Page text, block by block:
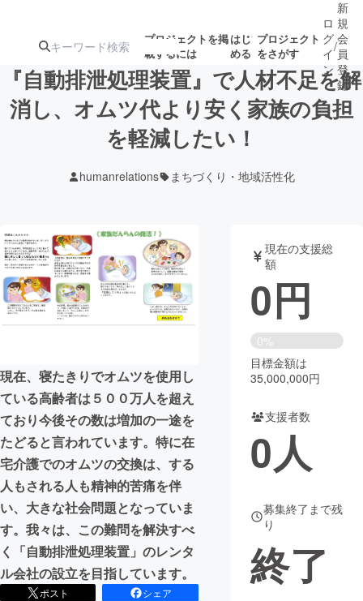
プロジェクトを掲
載するには
はじ
める
プロジェクト
をさがす
注目のリ 注目の新着プロ
ジェクト
募集終了が近いプ
テクノロジー・ガジェット
映像・映画 書籍・雑誌
チャレンジ
まちづくり・地域活性化
CAMPFIRE for Social Good
CAMPFIRE Creation
CAMPFIREふるさと納税machi-ya コミュニティ
ロ
グ
イ
ン
/
新
規
会
員
登
録
『自動排泄処理装置』で人材不足を解
消し、オムツ代より安く家族の負担
を軽減したい！
humanrelations まちづくり・地域活性化
現在、寝たきりでオムツを使用し
ている高齢者は５００万人を超え
ており今後その数は増加の一途を
たどると言われています。特に在
宅介護でのオムツの交換は、する
人もされる人も精神的苦痛を伴
い、大きな社会問題となっていま
す。我々は、この難問を解決すべ
く「自動排泄処理装置」のレンタ
ル会社の設立を目指しています。
ポスト
シェア
現在の支援総
額
0円
0%
目標金額は
35,000,000円
支援者数
0人
募集終了まで残
り
終了